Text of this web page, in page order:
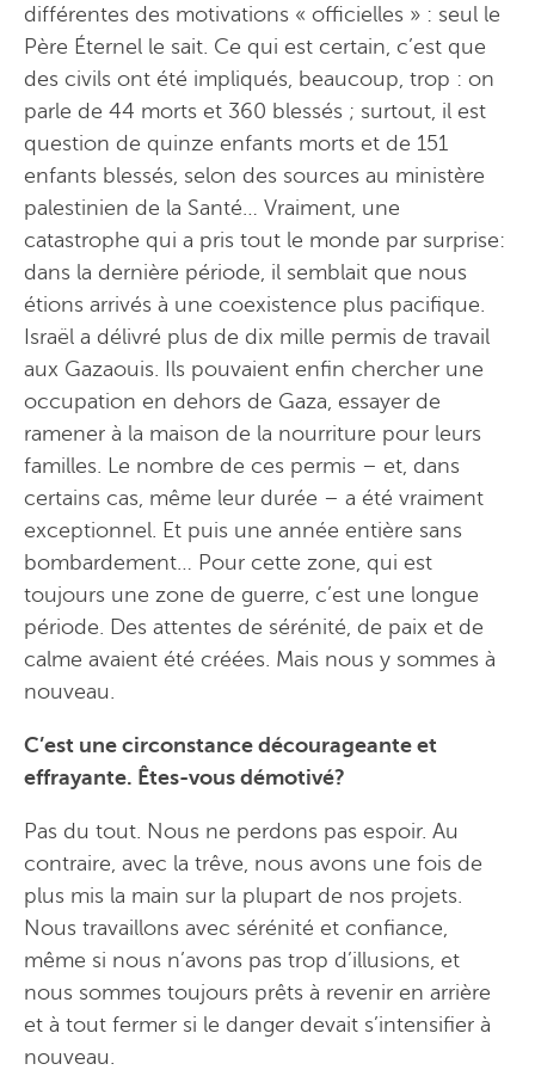
différentes des motivations « officielles » : seul le
Père Éternel le sait. Ce qui est certain, c’est que
des civils ont été impliqués, beaucoup, trop : on
parle de 44 morts et 360 blessés ; surtout, il est
question de quinze enfants morts et de 151
enfants blessés, selon des sources au ministère
palestinien de la Santé… Vraiment, une
catastrophe qui a pris tout le monde par surprise:
dans la dernière période, il semblait que nous
étions arrivés à une coexistence plus pacifique.
Israël a délivré plus de dix mille permis de travail
aux Gazaouis. Ils pouvaient enfin chercher une
occupation en dehors de Gaza, essayer de
ramener à la maison de la nourriture pour leurs
familles. Le nombre de ces permis – et, dans
certains cas, même leur durée – a été vraiment
exceptionnel. Et puis une année entière sans
bombardement… Pour cette zone, qui est
toujours une zone de guerre, c’est une longue
période. Des attentes de sérénité, de paix et de
calme avaient été créées. Mais nous y sommes à
nouveau.
C’est une circonstance décourageante et
effrayante. Êtes-vous démotivé?
Pas du tout. Nous ne perdons pas espoir. Au
contraire, avec la trêve, nous avons une fois de
plus mis la main sur la plupart de nos projets.
Nous travaillons avec sérénité et confiance,
même si nous n’avons pas trop d’illusions, et
nous sommes toujours prêts à revenir en arrière
et à tout fermer si le danger devait s’intensifier à
nouveau.